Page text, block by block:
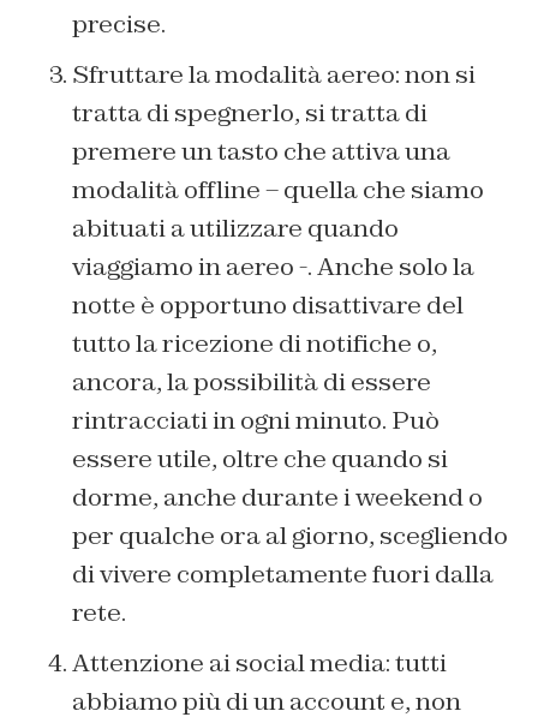
precise.
Sfruttare la modalità aereo: non si
tratta di spegnerlo, si tratta di
premere un tasto che attiva una
modalità offline – quella che siamo
abituati a utilizzare quando
viaggiamo in aereo -. Anche solo la
notte è opportuno disattivare del
tutto la ricezione di notifiche o,
ancora, la possibilità di essere
rintracciati in ogni minuto. Può
essere utile, oltre che quando si
dorme, anche durante i weekend o
per qualche ora al giorno, scegliendo
di vivere completamente fuori dalla
rete.
Attenzione ai social media: tutti
abbiamo più di un account e, non